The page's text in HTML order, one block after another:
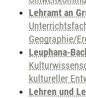
Lehramt an
Geographie/
Leuphana-
kultureller
Lehren und